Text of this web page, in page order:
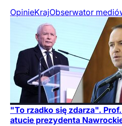
OpinieKrajObserwator
"To rzadko się zdarza".
atucie prezydenta